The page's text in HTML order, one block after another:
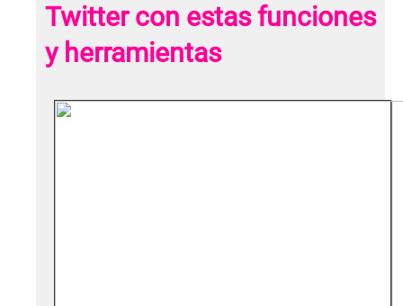
Twitter con estas funciones
y herramientas